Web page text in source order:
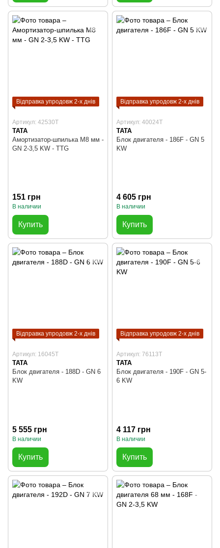
Відправка упродовж 2-х днів
Артикул: 42530T
TATA
Амортизатор-шпилька М8 мм -
GN 2-3,5 KW - TTG
151 грн
В наличии
Купить
Відправка упродовж 2-х днів
Артикул: 40024T
TATA
Блок двигателя - 186F - GN 5
KW
4 605 грн
В наличии
Купить
Відправка упродовж 2-х днів
Артикул: 16045T
TATA
Блок двигателя - 188D - GN 6
KW
5 555 грн
В наличии
Купить
Відправка упродовж 2-х днів
Артикул: 76113T
TATA
Блок двигателя - 190F - GN 5-
6 KW
4 117 грн
В наличии
Купить